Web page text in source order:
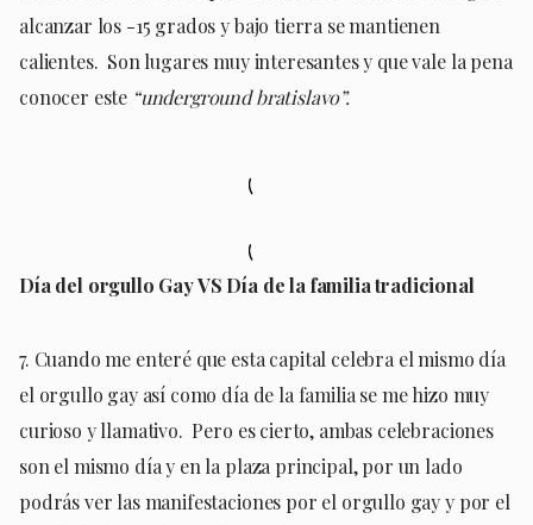
alcanzar los -15 grados y bajo tierra se mantienen
calientes. Son lugares muy interesantes y que vale la pena
conocer este “underground bratislavo”.
Día del orgullo Gay VS Día de la familia tradicional
7. Cuando me enteré que esta capital celebra el mismo día
el orgullo gay así como día de la familia se me hizo muy
curioso y llamativo. Pero es cierto, ambas celebraciones
son el mismo día y en la plaza principal, por un lado
podrás ver las manifestaciones por el orgullo gay y por el